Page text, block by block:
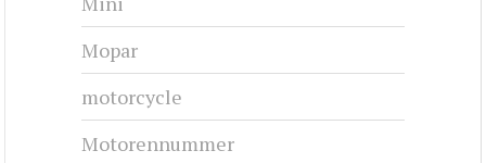
Mopar
motorcycle
Motorennummer